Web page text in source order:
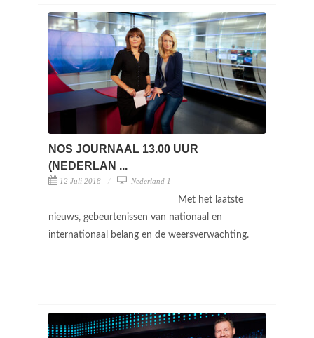
NOS JOURNAAL 13.00 UUR
(NEDERLAN ...
12 Juli 2018 Nederland 1
Met het laatste
nieuws, gebeurtenissen van nationaal en
internationaal belang en de weersverwachting.